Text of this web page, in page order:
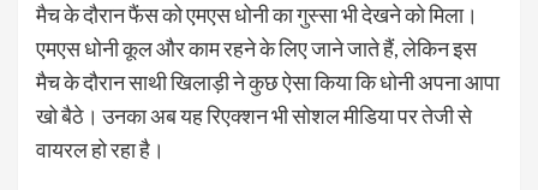
मैच के दौरान फैंस को एमएस धोनी का गुस्सा भी देखने को मिला।
एमएस धोनी कूल और काम रहने के लिए जाने जाते हैं, लेकिन इस
मैच के दौरान साथी खिलाड़ी ने कुछ ऐसा किया कि धोनी अपना आपा
खो बैठे। उनका अब यह रिएक्शन भी सोशल मीडिया पर तेजी से
वायरल हो रहा है।